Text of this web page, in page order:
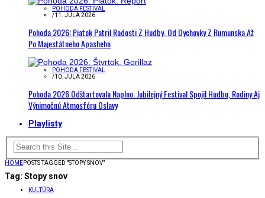
POHODA FESTIVAL
/11. JÚLA 2026
Pohoda 2026: Piatok Patril Radosti Z Hudby. Od Dychovky Z Rumunska Až
Po Majestátneho Apasheho
POHODA FESTIVAL
/10. JÚLA 2026
Pohoda 2026 Odštartovala Naplno. Jubilejný Festival Spojil Hudbu, Rodiny Aj
Výnimočnú Atmosféru Oslavy
Playlisty
HOMEPOSTS TAGGED "STOPY SNOV"
Tag: Stopy snov
KULTÚRA